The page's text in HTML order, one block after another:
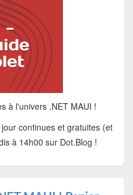
à l'univers .NET MAUI !
continues et gratuites (et
à 14h00 sur Dot.Blog !